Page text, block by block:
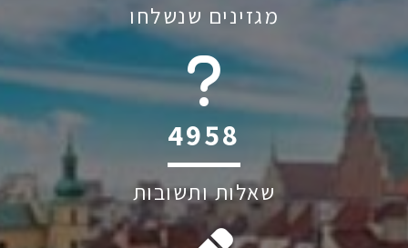
מגזינים שנשלחו
6045
שאלות ותשובות